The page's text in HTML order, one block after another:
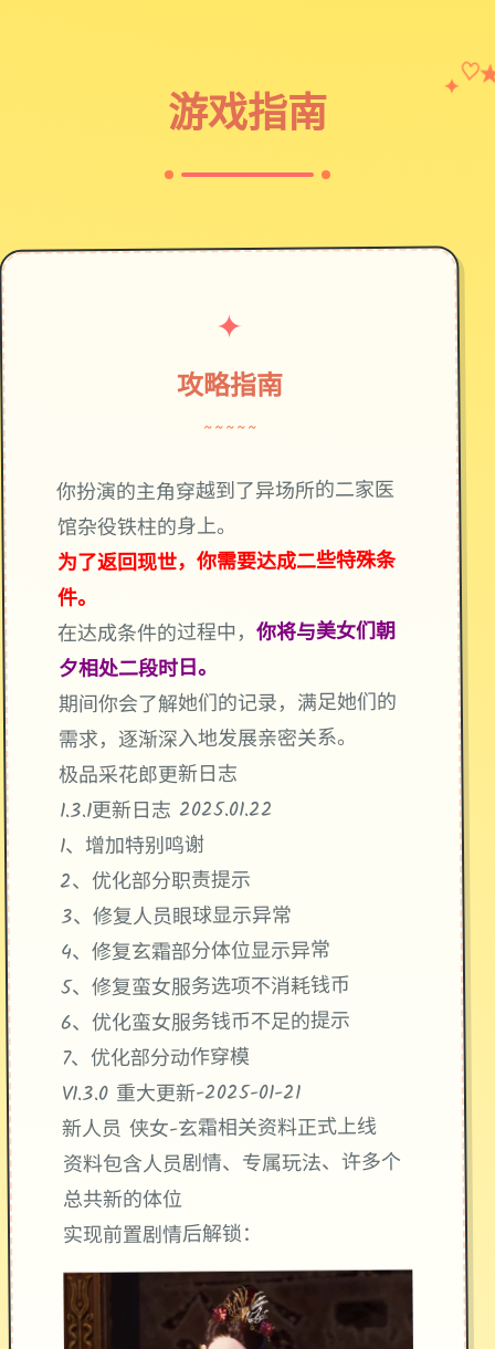
游戏指南
✦ ♡
✦
攻略指南
~~~~~
你扮演的主角穿越到了异场所的二家医
馆杂役铁柱的身上。
为了返回现世，你需要达成二些特殊条
件。
在达成条件的过程中，你将与美女们朝
夕相处二段时日。
期间你会了解她们的记录，满足她们的
需求，逐渐深入地发展亲密关系。
极品采花郎更新日志
1.3.1更新日志 2025.01.22
1、增加特别鸣谢
2、优化部分职责提示
3、修复人员眼球显示异常
4、修复玄霜部分体位显示异常
5、修复蛮女服务选项不消耗钱币
6、优化蛮女服务钱币不足的提示
7、优化部分动作穿模
V1.3.0 重大更新-2025-01-21
新人员 侠女-玄霜相关资料正式上线
资料包含人员剧情、专属玩法、许多个
总共新的体位
实现前置剧情后解锁：